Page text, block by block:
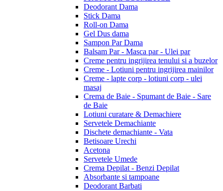
Deodorant Dama
Stick Dama
Roll-on Dama
Gel Dus dama
Sampon Par Dama
Balsam Par - Masca par - Ulei par
Creme pentru ingrijirea tenului si a buzelor
Creme - Lotiuni pentru ingrijirea mainilor
Creme - lapte corp - lotiuni corp - ulei
masaj
Crema de Baie - Spumant de Baie - Sare
de Baie
Lotiuni curatare & Demachiere
Servetele Demachiante
Dischete demachiante - Vata
Betisoare Urechi
Acetona
Servetele Umede
Crema Depilat - Benzi Depilat
Absorbante si tampoane
Deodorant Barbati